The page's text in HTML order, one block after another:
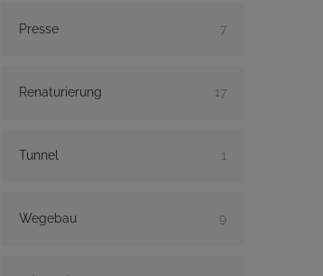
Presse 7
Renaturierung 17
Tunnel 1
Wegebau 9